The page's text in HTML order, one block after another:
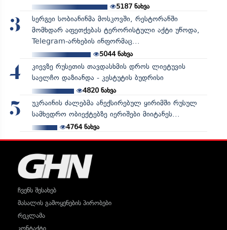
5187ნახვა
3
სერგეი სობიანინმა მოსკოვში, რესტორანში
მომხდარ აფეთქებას ტერორისტული აქტი უწოდა,
Telegram-არხების ინფორმაც...
5044ნახვა
4
კიევზე რუსეთის თავდასხმის დროს ლიეტუვის
საელჩო დაზიანდა - კესტუტის ბუდრისი
4820ნახვა
5
უკრაინის ძალებმა ანექსირებულ ყირიმში რუსულ
სამხედრო ობიექტებზე იერიშები მიიტანეს...
4764ნახვა
ჩვენს შესახებ
მასალის გამოყენების პირობები
რეკლამა
კონტაქტი